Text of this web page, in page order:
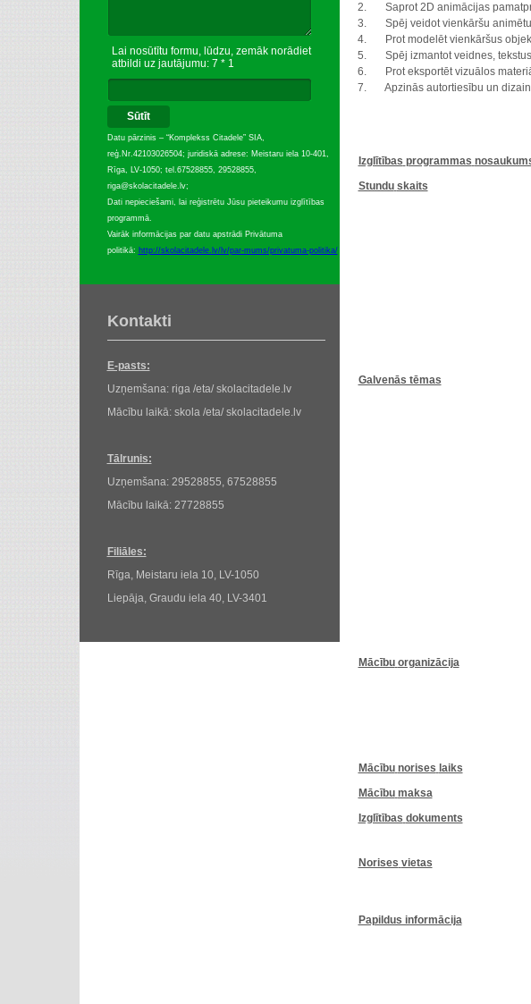
Lai nosūtītu formu, lūdzu, zemāk norādiet
atbildi uz jautājumu: 7 * 1
Sūtīt
Datu pārzinis – “Komplekss Citadele” SIA,
reģ.Nr.42103026504; juridiskā adrese: Meistaru iela 10-401,
Rīga, LV-1050; tel.67528855, 29528855,
riga@skolacitadele.lv;
Dati nepieciešami, lai reģistrētu Jūsu pieteikumu izglītības
programmā.
Vairāk informācijas par datu apstrādi Privātuma
politikā: http://skolacitadele.lv/lv/par-mums/privatuma-politika/
Kontakti
E-pasts:
Uzņemšana: riga /eta/ skolacitadele.lv
Mācību laikā: skola /eta/ skolacitadele.lv
Tālrunis:
Uzņemšana: 29528855, 67528855
Mācību laikā: 27728855
Filiāles:
Rīga, Meistaru iela 10, LV-1050
Liepāja, Graudu iela 40, LV-3401
2. Saprot 2D animācijas
3. Spēj veidot vienkāršu animētu
4. Prot modelēt vienkāršus
5. Spēj izmantot veidnes,
6. Prot eksportēt vizuālos
7. Apzinās autortiesību un
Izglītības programmas
Stundu skaits
Galvenās tēmas
Mācību organizācija
Mācību norises laiks
Mācību maksa
Izglītības dokuments
Norises vietas
Papildus informācija